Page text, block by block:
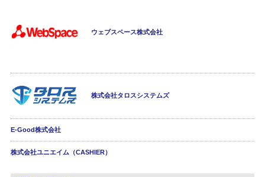
ウェブスペース株式会社
株式会社タロスシステムズ
E-Good株式会社
株式会社ユニエイム（CASHIER）